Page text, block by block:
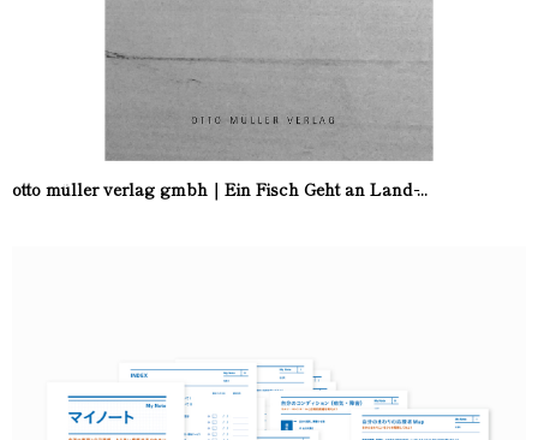
otto müller verlag gmbh｜Ein Fisch Geht an Land ̵...